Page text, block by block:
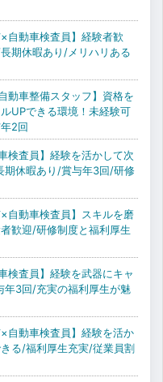
×自動車検査員】経験者歓
期休暇あり/メリハリある
動車整備スタッフ】資格を
UPできる環境！未経験可
2回
検査員】経験を活かして次
期休暇あり/賞与年3回/研修
×自動車検査員】スキルを磨
歓迎/研修制度と福利厚生
検査員】経験を武器にキャ
年3回/充実の福利厚生が魅
×自動車検査員】経験を活か
る/福利厚生充実/従業員割